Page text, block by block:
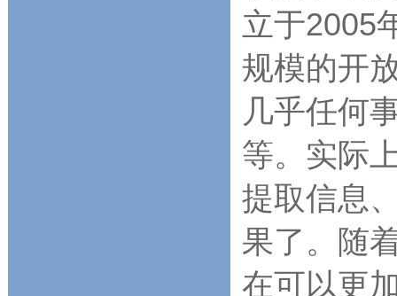
立于2005
规模的开
几乎任何
等。实际
提取信息
果了。随
在可以更